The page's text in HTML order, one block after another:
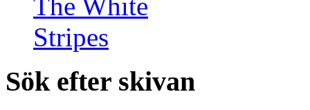
Sök efter skivan